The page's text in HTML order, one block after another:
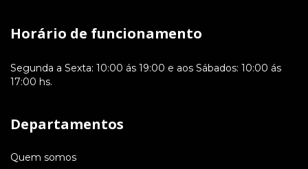
Horário de funcionamento
Segunda a Sexta: 10:00 ás 19:00 e aos Sábados: 10:00 ás
17:00 hs.
Departamentos
Quem somos